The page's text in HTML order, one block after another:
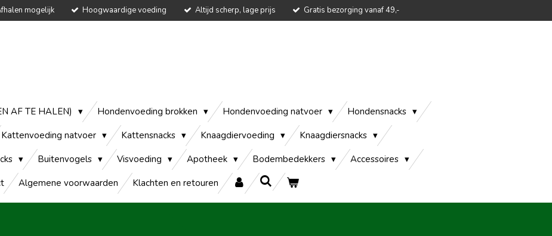
mogelijk Hoogwaardige voeding Altijd scherp, lage prijs Gratis bezorging vanaf 49,-
AF TE HALEN) Hondenvoeding brokken Hondenvoeding natvoer
Hondensnacks
Kattenvoeding natvoer Kattensnacks Knaagdiervoeding
Knaagdiersnacks
Buitenvogels Visvoeding Apotheek Bodembedekkers
Accessoires
Algemene voorwaarden Klachten en retouren